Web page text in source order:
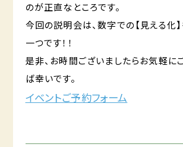
のが正直なところです。
今回の説明会は、数字での【見える化
一つです！！
是非、お時間ございましたらお気軽に
ば幸いです。
イベントご予約フォーム